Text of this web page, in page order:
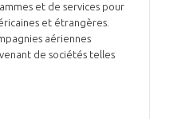
et de services pour
et étrangères.
aériennes
de sociétés telles
programmes ...